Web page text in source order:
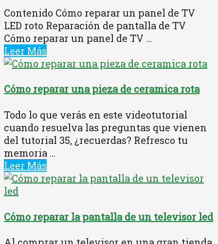
Contenido Cómo reparar un panel de TV
LED roto Reparación de pantalla de TV
Cómo reparar un panel de TV ...
Leer Más
Cómo reparar una pieza de ceramica rota
Todo lo que verás en este videotutorial
cuando resuelva las preguntas que vienen
del tutorial 35, ¿recuerdas? Refresco tu
memoria ...
Leer Más
Cómo reparar la pantalla de un televisor led